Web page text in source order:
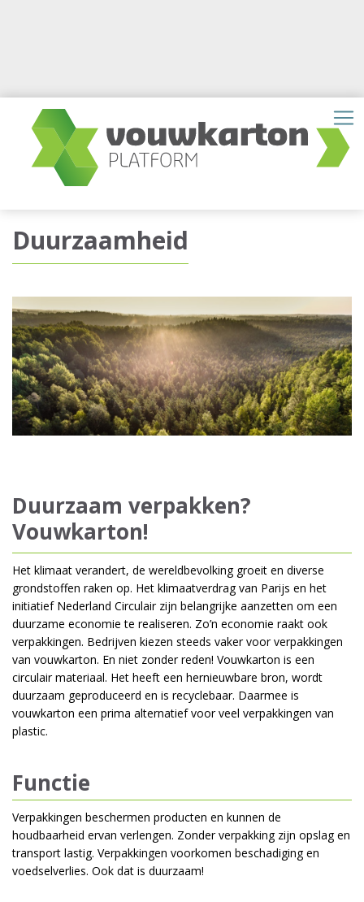
Duurzaamheid
Duurzaam verpakken?
Vouwkarton!
Het klimaat verandert, de wereldbevolking groeit en diverse
grondstoffen raken op. Het klimaatverdrag van Parijs en het
initiatief Nederland Circulair zijn belangrijke aanzetten om een
duurzame economie te realiseren. Zo’n economie raakt ook
verpakkingen. Bedrijven kiezen steeds vaker voor verpakkingen
van vouwkarton. En niet zonder reden! Vouwkarton is een
circulair materiaal. Het heeft een hernieuwbare bron, wordt
duurzaam geproduceerd en is recyclebaar. Daarmee is
vouwkarton een prima alternatief voor veel verpakkingen van
plastic.
Functie
Verpakkingen beschermen producten en kunnen de
houdbaarheid ervan verlengen. Zonder verpakking zijn opslag en
transport lastig. Verpakkingen voorkomen beschadiging en
voedselverlies. Ook dat is duurzaam!